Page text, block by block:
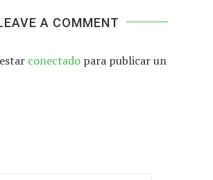
A COMMENT
conectado para publicar un